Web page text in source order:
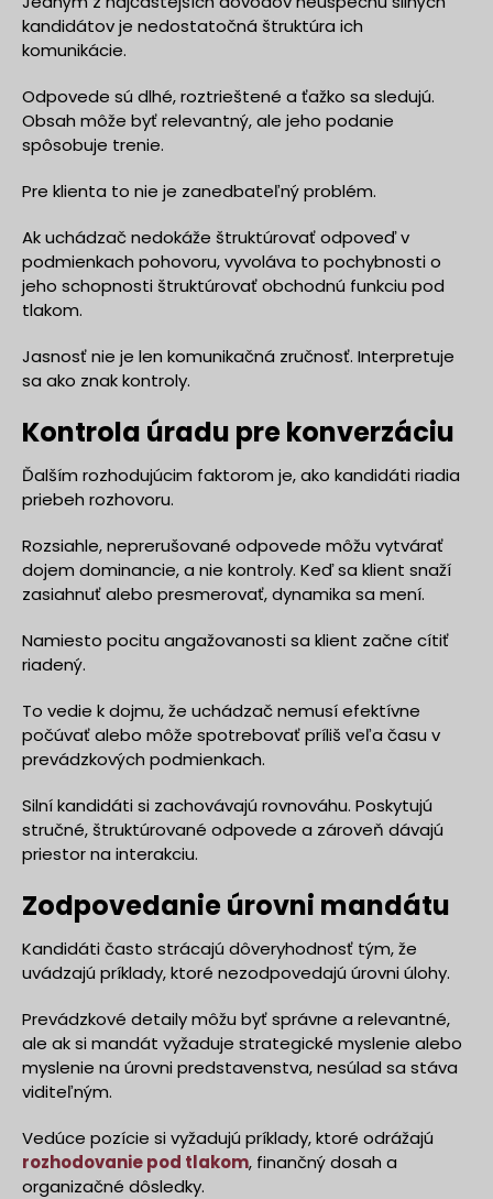
kandidátov je nedostatočná štruktúra ich
komunikácie.
Odpovede sú dlhé, roztrieštené a ťažko sa sledujú.
Obsah môže byť relevantný, ale jeho podanie
spôsobuje trenie.
Pre klienta to nie je zanedbateľný problém.
Ak uchádzač nedokáže štruktúrovať odpoveď v
podmienkach pohovoru, vyvoláva to pochybnosti o
jeho schopnosti štruktúrovať obchodnú funkciu pod
tlakom.
Jasnosť nie je len komunikačná zručnosť. Interpretuje
sa ako znak kontroly.
Kontrola úradu pre konverzáciu
Ďalším rozhodujúcim faktorom je, ako kandidáti riadia
priebeh rozhovoru.
Rozsiahle, neprerušované odpovede môžu vytvárať
dojem dominancie, a nie kontroly. Keď sa klient snaží
zasiahnuť alebo presmerovať, dynamika sa mení.
Namiesto pocitu angažovanosti sa klient začne cítiť
riadený.
To vedie k dojmu, že uchádzač nemusí efektívne
počúvať alebo môže spotrebovať príliš veľa času v
prevádzkových podmienkach.
Silní kandidáti si zachovávajú rovnováhu. Poskytujú
stručné, štruktúrované odpovede a zároveň dávajú
priestor na interakciu.
Zodpovedanie úrovni mandátu
Kandidáti často strácajú dôveryhodnosť tým, že
uvádzajú príklady, ktoré nezodpovedajú úrovni úlohy.
Prevádzkové detaily môžu byť správne a relevantné,
ale ak si mandát vyžaduje strategické myslenie alebo
myslenie na úrovni predstavenstva, nesúlad sa stáva
viditeľným.
Vedúce pozície si vyžadujú príklady, ktoré odrážajú
rozhodovanie pod tlakom, finančný dosah a
organizačné dôsledky.